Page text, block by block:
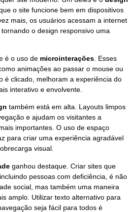
o site funcione bem em dispositivos
mais, os usuários acessam a internet
o design responsivo uma
é o uso de microinterações . Esses
animações ao passar o mouse ou
é clicado, melhoram a experiência do
interativo e envolvente.
também está em alta. Layouts limpos
e ajudam os visitantes a
importantes. O uso de espaço
para criar uma experiência agradável
visual.
ganhou destaque. Criar sites que
pessoas com deficiência, é não
social, mas também uma maneira
amplo. Utilizar texto alternativo para
seja fácil para todos é